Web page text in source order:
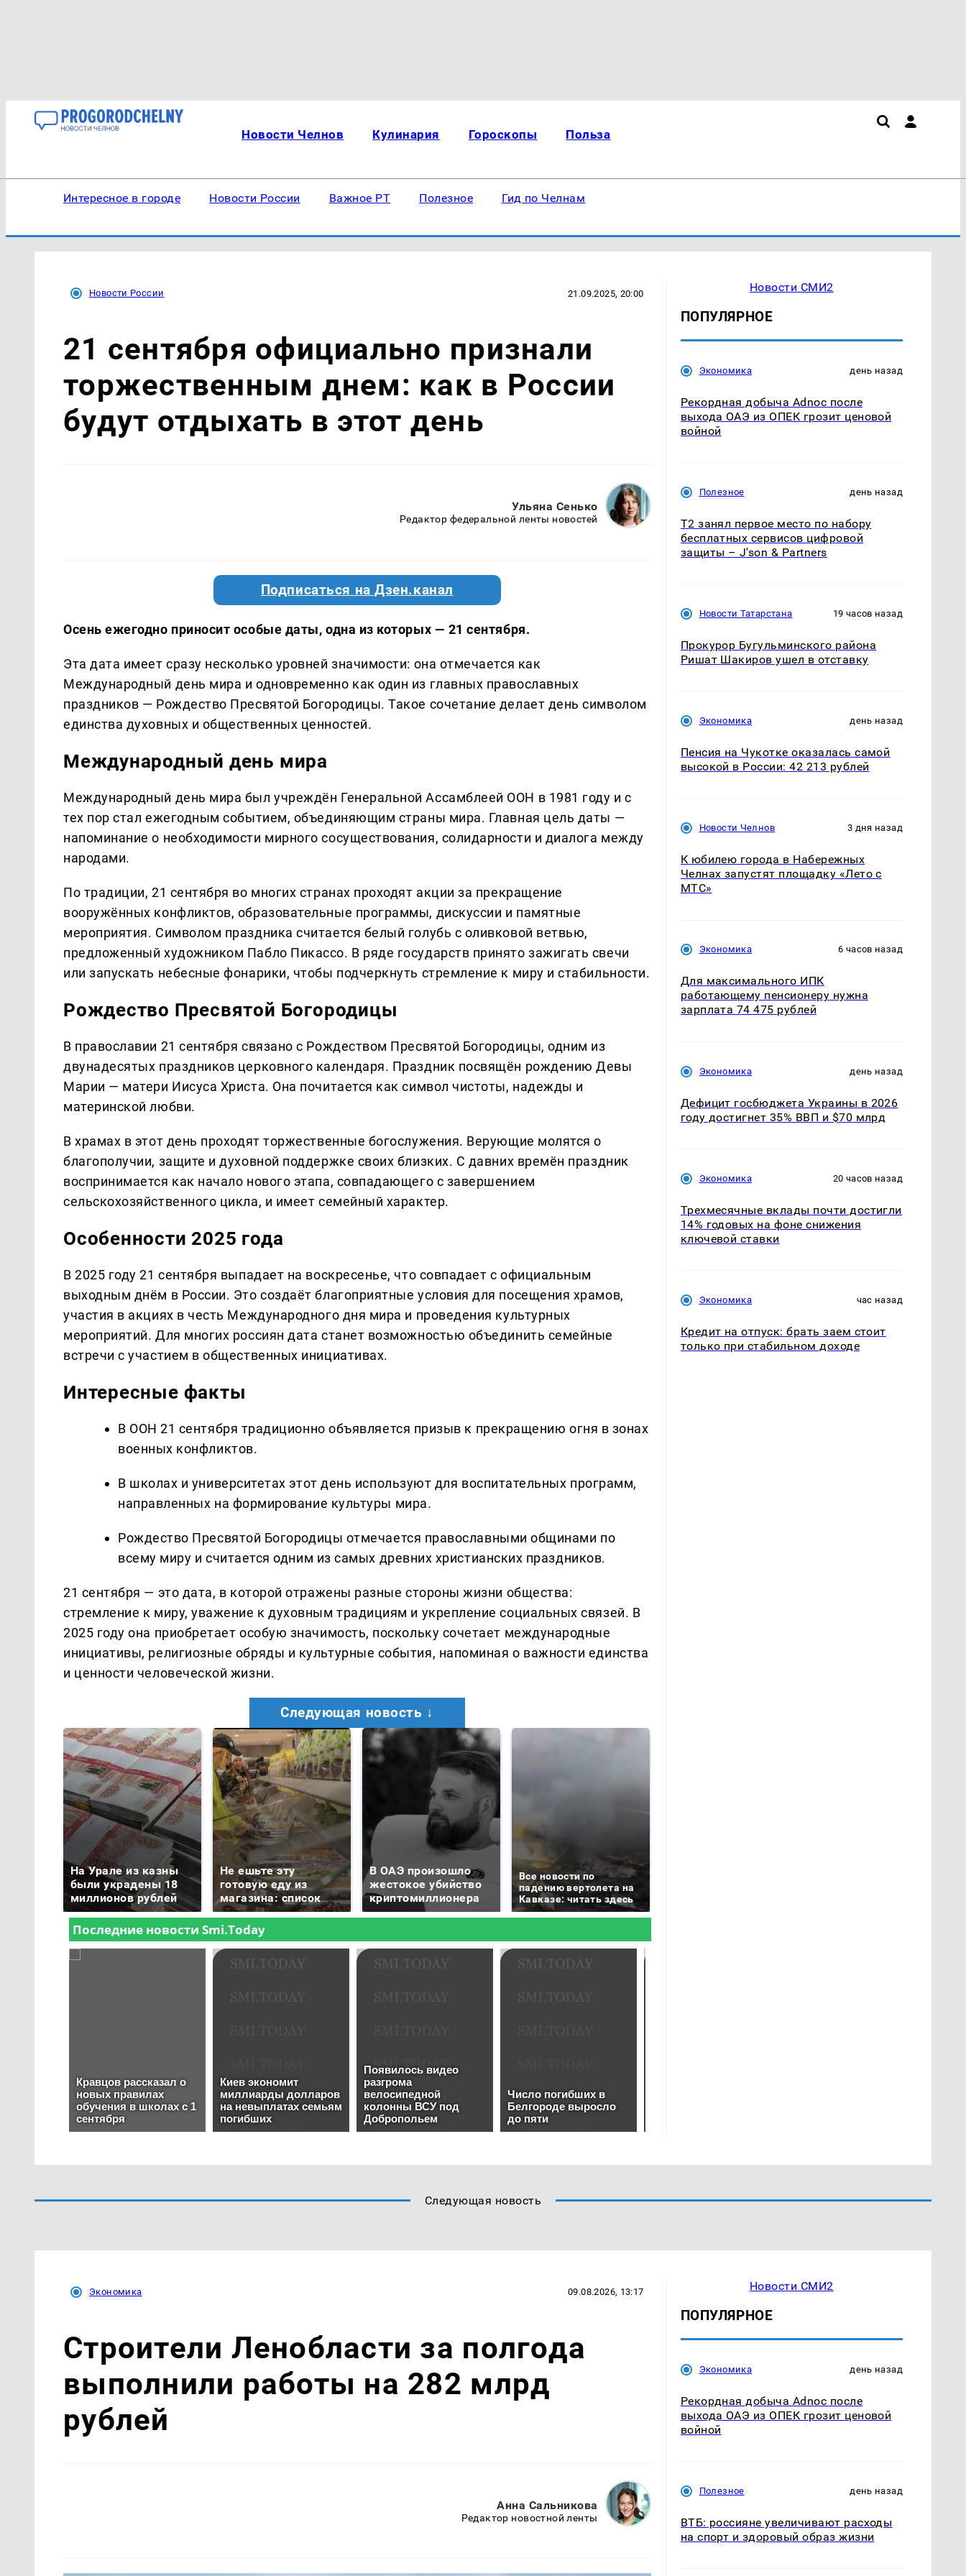
Новости Челнов Кулинария Гороскопы Польза
Интересное в городе Новости России Важное РТ Полезное Гид по Челнам
Новости России 21.09.2025, 20:00
21 сентября официально признали
торжественным днем: как в России
будут отдыхать в этот день
Ульяна Сенько
Редактор федеральной ленты новостей
Подписаться на Дзен.канал
Осень ежегодно приносит особые даты, одна из которых — 21 сентября.
Эта дата имеет сразу несколько уровней значимости: она отмечается как
Международный день мира и одновременно как один из главных православных
праздников — Рождество Пресвятой Богородицы. Такое сочетание делает день символом
единства духовных и общественных ценностей.
Международный день мира
Международный день мира был учреждён Генеральной Ассамблеей ООН в 1981 году и с
тех пор стал ежегодным событием, объединяющим страны мира. Главная цель даты —
напоминание о необходимости мирного сосуществования, солидарности и диалога между
народами.
По традиции, 21 сентября во многих странах проходят акции за прекращение
вооружённых конфликтов, образовательные программы, дискуссии и памятные
мероприятия. Символом праздника считается белый голубь с оливковой ветвью,
предложенный художником Пабло Пикассо. В ряде государств принято зажигать свечи
или запускать небесные фонарики, чтобы подчеркнуть стремление к миру и стабильности.
Рождество Пресвятой Богородицы
В православии 21 сентября связано с Рождеством Пресвятой Богородицы, одним из
двунадесятых праздников церковного календаря. Праздник посвящён рождению Девы
Марии — матери Иисуса Христа. Она почитается как символ чистоты, надежды и
материнской любви.
В храмах в этот день проходят торжественные богослужения. Верующие молятся о
благополучии, защите и духовной поддержке своих близких. С давних времён праздник
воспринимается как начало нового этапа, совпадающего с завершением
сельскохозяйственного цикла, и имеет семейный характер.
Особенности 2025 года
В 2025 году 21 сентября выпадает на воскресенье, что совпадает с официальным
выходным днём в России. Это создаёт благоприятные условия для посещения храмов,
участия в акциях в честь Международного дня мира и проведения культурных
мероприятий. Для многих россиян дата станет возможностью объединить семейные
встречи с участием в общественных инициативах.
Интересные факты
В ООН 21 сентября традиционно объявляется призыв к прекращению огня в зонах
военных конфликтов.
В школах и университетах этот день используют для воспитательных программ,
направленных на формирование культуры мира.
Рождество Пресвятой Богородицы отмечается православными общинами по
всему миру и считается одним из самых древних христианских праздников.
21 сентября — это дата, в которой отражены разные стороны жизни общества:
стремление к миру, уважение к духовным традициям и укрепление социальных связей. В
2025 году она приобретает особую значимость, поскольку сочетает международные
инициативы, религиозные обряды и культурные события, напоминая о важности единства
и ценности человеческой жизни.
Следующая новость ↓
На Урале из казны
были украдены 18
миллионов рублей
Не ешьте эту
готовую еду из
магазина: список
В ОАЭ произошло
жестокое убийство
криптомиллионера
Все новости по
падению вертолета на
Кавказе: читать здесь
Новости СМИ2
ПОПУЛЯРНОЕ
Экономика день назад
Рекордная добыча Adnoc после
выхода ОАЭ из ОПЕК грозит ценовой
войной
Полезное день назад
Т2 занял первое место по набору
бесплатных сервисов цифровой
защиты – J'son & Partners
Новости Татарстана 19 часов назад
Прокурор Бугульминского района
Ришат Шакиров ушел в отставку
Экономика день назад
Пенсия на Чукотке оказалась самой
высокой в России: 42 213 рублей
Новости Челнов 3 дня назад
К юбилею города в Набережных
Челнах запустят площадку «Лето с
МТС»
Экономика 6 часов назад
Для максимального ИПК
работающему пенсионеру нужна
зарплата 74 475 рублей
Экономика день назад
Дефицит госбюджета Украины в 2026
году достигнет 35% ВВП и $70 млрд
Экономика 20 часов назад
Трехмесячные вклады почти достигли
14% годовых на фоне снижения
ключевой ставки
Экономика час назад
Кредит на отпуск: брать заем стоит
только при стабильном доходе
Следующая новость
Экономика 09.08.2026, 13:17
Строители Ленобласти за полгода
выполнили работы на 282 млрд
рублей
Анна Сальникова
Редактор новостной ленты
Новости СМИ2
ПОПУЛЯРНОЕ
Экономика день назад
Рекордная добыча Adnoc после
выхода ОАЭ из ОПЕК грозит ценовой
войной
Полезное день назад
ВТБ: россияне увеличивают расходы
на спорт и здоровый образ жизни